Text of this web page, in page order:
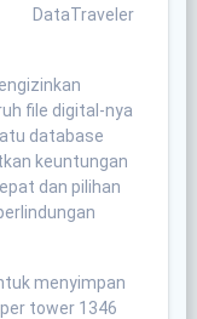
DataTraveler
file digital-nya
database
keuntungan
dan pilihan
menyimpan
tower 1346